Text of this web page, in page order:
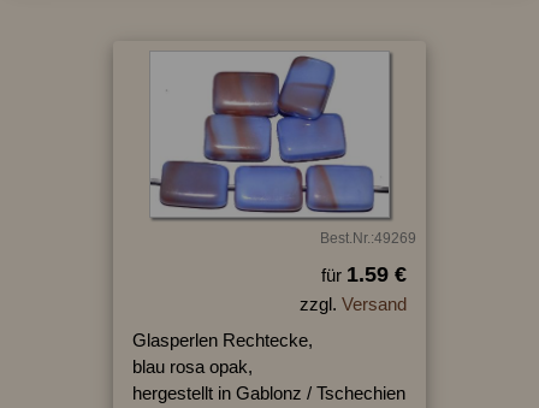
Best.Nr.:49269
für 1.59 €
zzgl. Versand
Glasperlen Rechtecke,
blau rosa opak,
hergestellt in Gablonz / Tschechien